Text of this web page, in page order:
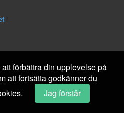
förbättra din upplevelse på
att fortsätta godkänner du
Jag förstår